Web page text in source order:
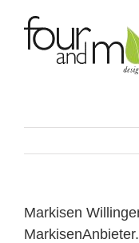
content
Markisen